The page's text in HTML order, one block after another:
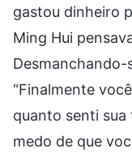
gastou dinheiro
Ming Hui
Desmanchando-
“Finalmente
quanto senti sua
medo de que